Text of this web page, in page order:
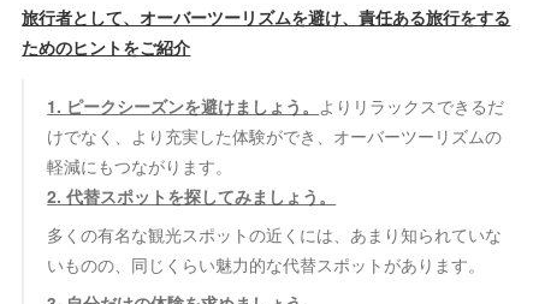
旅行者として、オーバーツーリズムを避け、責任ある旅行をする
ためのヒントをご紹介
1. ピークシーズンを避けましょう。 よりリラックスできるだ
けでなく、より充実した体験ができ、オーバーツーリズムの
軽減にもつながります。
2. 代替スポットを探してみましょう。
多くの有名な観光スポットの近くには、あまり知られていな
いものの、同じくらい魅力的な代替スポットがあります。